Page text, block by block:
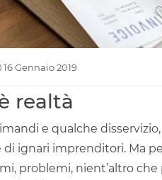
16 Gennaio 2019
realtà
e qualche
ignari imprenditori. Ma
problemi, nient’altro che